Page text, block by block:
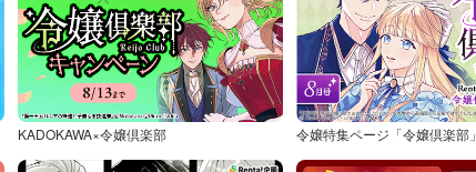
KADOKAWA×令嬢倶楽部 令嬢特集ページ「令嬢倶楽部」